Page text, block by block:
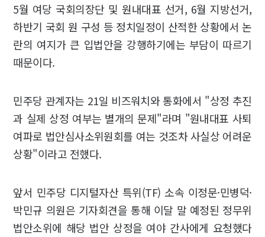
5월 여당 국회의장단 및 원내대표 선거, 6월 지방선거,
하반기 국회 원 구성 등 정치일정이 산적한 상황에서 논
란의 여지가 큰 입법안을 강행하기에는 부담이 따르기
때문이다.
민주당 관계자는 21일 비즈워치와 통화에서 "상정 추진
과 실제 상정 여부는 별개의 문제"라며 "원내대표 사퇴
여파로 법안심사소위원회를 여는 것조차 사실상 어려운
상황"이라고 전했다.
앞서 민주당 디지털자산 특위(TF) 소속 이정문·민병덕·
박민규 의원은 기자회견을 통해 이달 말 예정된 정무위
법안소위에 해당 법안 상정을 여야 간사에게 요청했다